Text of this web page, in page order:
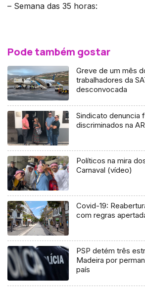
– Semana das 35 horas:
Pode também gostar
Greve de um mês
trabalhadores da
desconvocada
Sindicato denuncia
discriminados na
Políticos na mira
Carnaval (vídeo)
Covid-19:
com regras
PSP detém três
Madeira por
país